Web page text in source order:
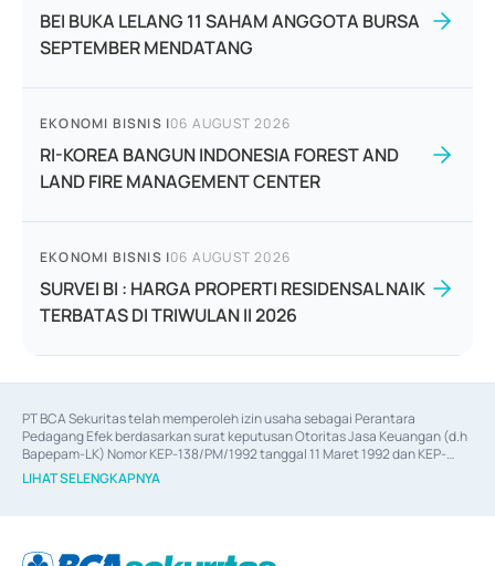
BEI BUKA LELANG 11 SAHAM ANGGOTA BURSA
SEPTEMBER MENDATANG
EKONOMI BISNIS |06 AUGUST 2026
RI-KOREA BANGUN INDONESIA FOREST AND
LAND FIRE MANAGEMENT CENTER
EKONOMI BISNIS |06 AUGUST 2026
SURVEI BI : HARGA PROPERTI RESIDENSAL NAIK
TERBATAS DI TRIWULAN II 2026
PT BCA Sekuritas telah memperoleh izin usaha sebagai Perantara
Pedagang Efek berdasarkan surat keputusan Otoritas Jasa Keuangan (d.h
Bapepam-LK) Nomor KEP-138/PM/1992 tanggal 11 Maret 1992 dan KEP-
06/D.04/2014 tanggal 28 Februari 2014, izin usaha sebagai Penjamin Emisi
Efek berdasarkan surat keputusan Otoritas Jasa Keuangan Nomor KEP-
berdasarkan surat keputusan Otoritas Jasa Keuangan Nomor S-
LIHAT SELENGKAPNYA